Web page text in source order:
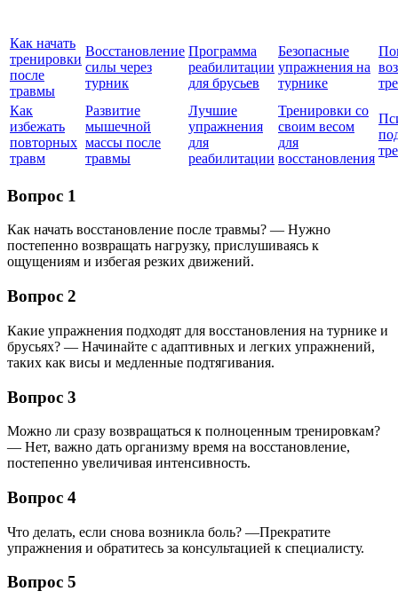
Как начать
тренировки
после
травмы
Восстановление
силы через
турник
Программа
реабилитации
для брусьев
Безопасные
упражнения на
турнике
Как
избежать
повторных
травм
Развитие
мышечной
массы после
травмы
Лучшие
упражнения
для
реабилитации
Тренировки со
своим весом
для
восстановления
Вопрос 1
Как начать восстановление после травмы? — Нужно
постепенно возвращать нагрузку, прислушиваясь к
ощущениям и избегая резких движений.
Вопрос 2
Какие упражнения подходят для восстановления на турнике и
брусьях? — Начинайте с адаптивных и легких упражнений,
таких как висы и медленные подтягивания.
Вопрос 3
Можно ли сразу возвращаться к полноценным тренировкам?
— Нет, важно дать организму время на восстановление,
постепенно увеличивая интенсивность.
Вопрос 4
Что делать, если снова возникла боль? —Прекратите
упражнения и обратитесь за консультацией к специалисту.
Вопрос 5